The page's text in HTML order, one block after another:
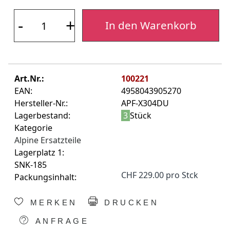
- + In den Warenkorb
Art.Nr.:
100221
EAN:
4958043905270
Hersteller-Nr.:
APF-X304DU
Lagerbestand:
3Stück
Kategorie
Alpine Ersatzteile
Lagerplatz 1:
SNK-185
Packungsinhalt:
CHF 229.00 pro Stck
MERKEN DRUCKEN
ANFRAGE